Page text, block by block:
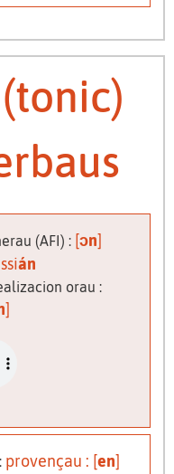
(AFI) : [ɔn]
án
orau :
]
provençau : [en]